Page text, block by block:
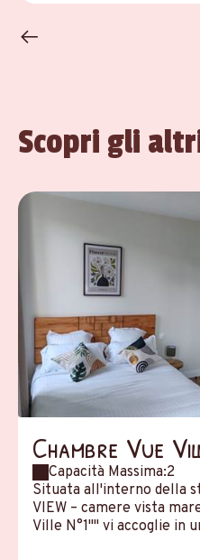
Scopri gli
Chambre Vue
Capacità Massima:2
Situata all'interno della
VIEW – camere vista
Ville N°1"" vi accoglie in